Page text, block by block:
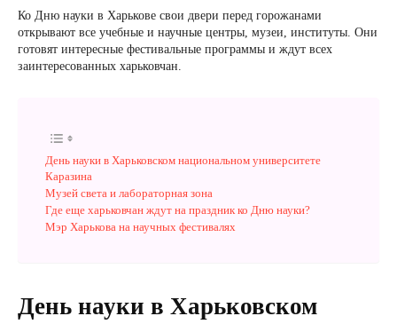
Ко Дню науки в Харькове свои двери перед горожанами
открывают все учебные и научные центры, музеи, институты. Они
готовят интересные фестивальные программы и ждут всех
заинтересованных харьковчан.
День науки в Харьковском национальном университете
Каразина
Музей света и лабораторная зона
Где еще харьковчан ждут на праздник ко Дню науки?
Мэр Харькова на научных фестивалях
День науки в Харьковском